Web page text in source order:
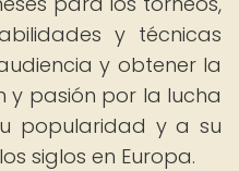
y técnicas
y obtener la
y pasión por la lucha
popularidad y a su
siglos en Europa.